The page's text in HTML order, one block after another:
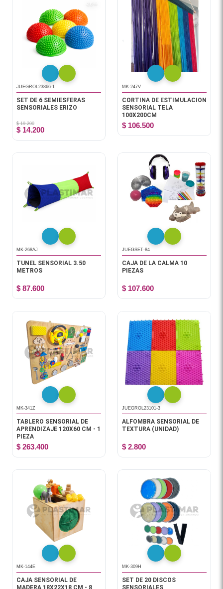
-26%
JUEGROL23866-1
SET DE 6 SEMIESFERAS
SENSORIALES ERIZO
$ 19.200
$ 14.200
MK-247V
CORTINA DE ESTIMULACION
SENSORIAL TELA
100X200CM
$ 106.500
MK-268AJ
TUNEL SENSORIAL 3.50
METROS
$ 87.600
JUEGSET-84
CAJA DE LA CALMA 10
PIEZAS
$ 107.600
MK-341Z
TABLERO SENSORIAL DE
APRENDIZAJE 120X60 CM - 1
PIEZA
$ 263.400
JUEGROL23101-3
ALFOMBRA SENSORIAL DE
TEXTURA (UNIDAD)
$ 2.800
MK-144E
CAJA SENSORIAL DE
MADERA 18X22X18 CM - 8
MK-309H
SET DE 20 DISCOS
SENSORIALES